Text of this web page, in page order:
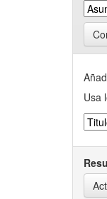
Usa